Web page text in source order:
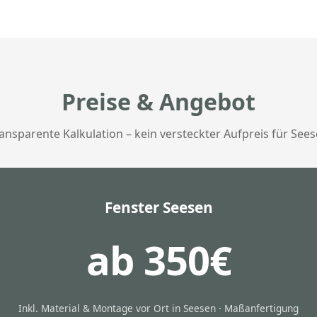
Preise & Angebot
Kalkulation – kein versteckter Aufpreis für
Fenster Seesen
ab 350€
Inkl. Material & Montage vor Ort in Seesen · Maßanfertigung